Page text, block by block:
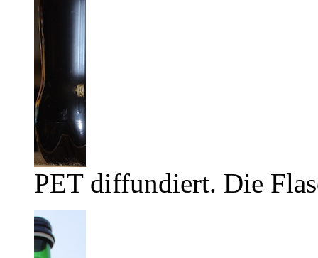
PET diffundiert. Die